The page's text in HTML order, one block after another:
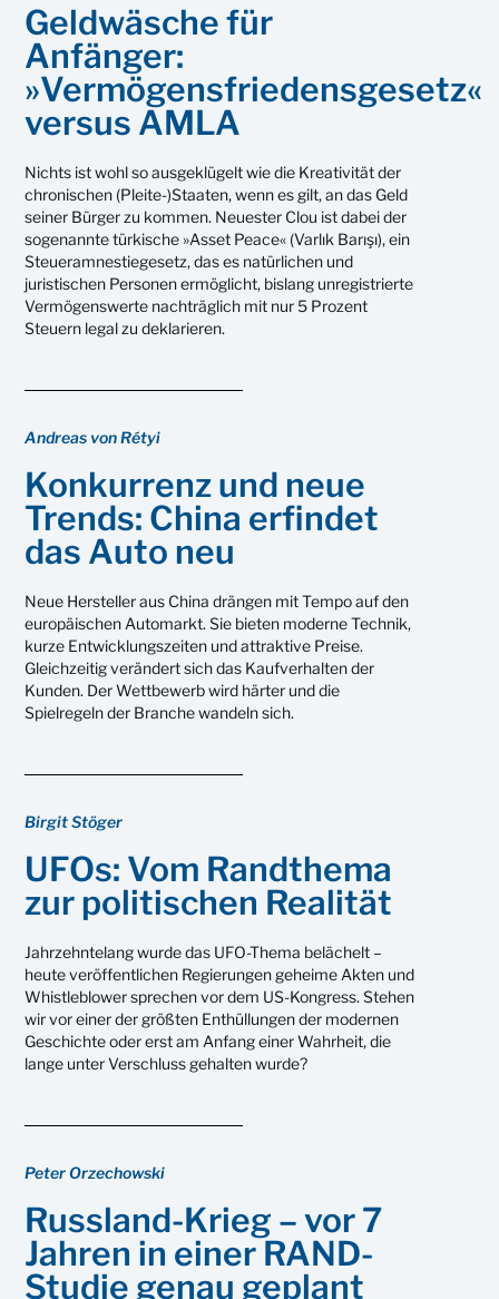
Geldwäsche für
Anfänger:
»Vermögensfriedensgesetz«
versus AMLA
Nichts ist wohl so ausgeklügelt wie die Kreativität der
chronischen (Pleite-)Staaten, wenn es gilt, an das Geld
seiner Bürger zu kommen. Neuester Clou ist dabei der
sogenannte türkische »Asset Peace« (Varlık Barışı), ein
Steueramnestiegesetz, das es natürlichen und
juristischen Personen ermöglicht, bislang unregistrierte
Vermögenswerte nachträglich mit nur 5 Prozent
Steuern legal zu deklarieren.
Andreas von Rétyi
Konkurrenz und neue
Trends: China erfindet
das Auto neu
Neue Hersteller aus China drängen mit Tempo auf den
europäischen Automarkt. Sie bieten moderne Technik,
kurze Entwicklungszeiten und attraktive Preise.
Gleichzeitig verändert sich das Kaufverhalten der
Kunden. Der Wettbewerb wird härter und die
Spielregeln der Branche wandeln sich.
Birgit Stöger
UFOs: Vom Randthema
zur politischen Realität
Jahrzehntelang wurde das UFO-Thema belächelt –
heute veröffentlichen Regierungen geheime Akten und
Whistleblower sprechen vor dem US-Kongress. Stehen
wir vor einer der größten Enthüllungen der modernen
Geschichte oder erst am Anfang einer Wahrheit, die
lange unter Verschluss gehalten wurde?
Peter Orzechowski
Russland-Krieg – vor 7
Jahren in einer RAND-
Studie genau geplant